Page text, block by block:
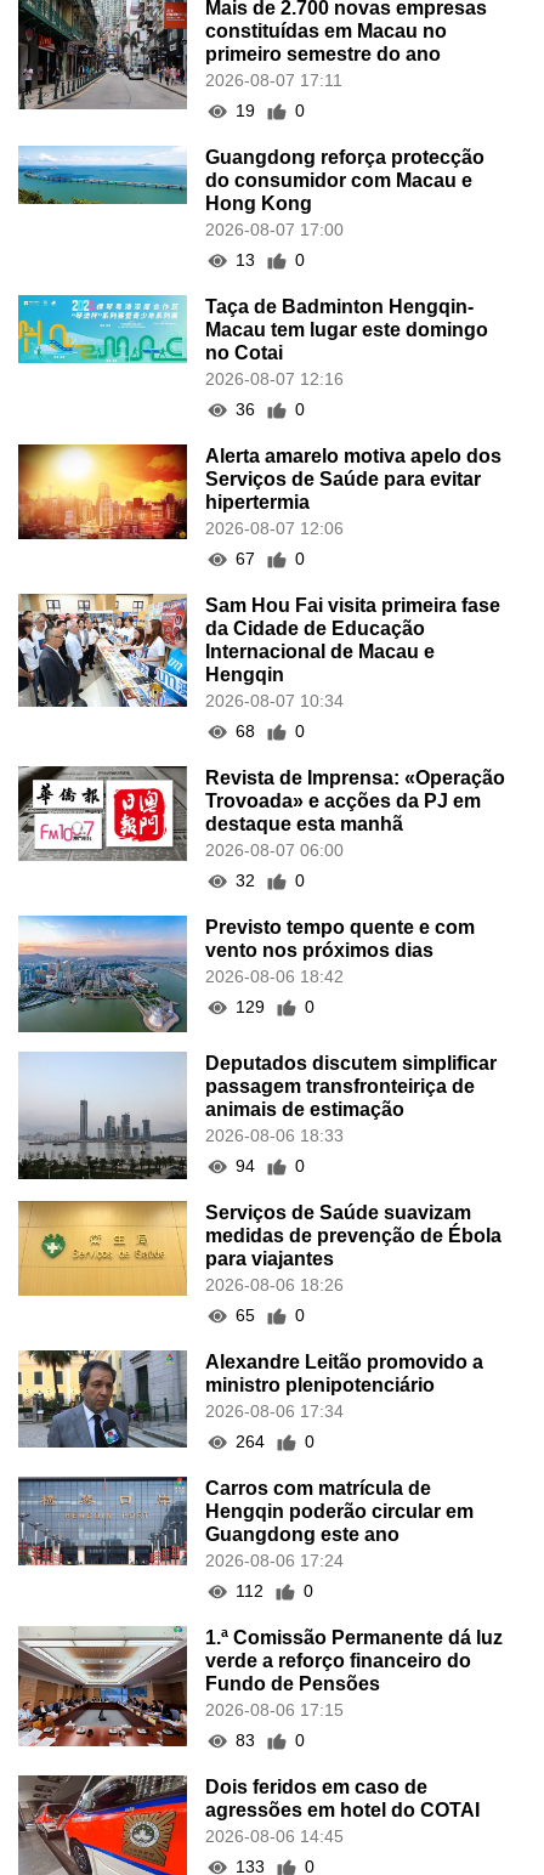
Mais de 2.700 novas empresas
constituídas em Macau no
primeiro semestre do ano
2026-08-07 17:11
19
0
Guangdong reforça protecção
do consumidor com Macau e
Hong Kong
2026-08-07 17:00
13
0
Taça de Badminton Hengqin-
Macau tem lugar este domingo
no Cotai
2026-08-07 12:16
36
0
Alerta amarelo motiva apelo dos
Serviços de Saúde para evitar
hipertermia
2026-08-07 12:06
67
0
Sam Hou Fai visita primeira fase
da Cidade de Educação
Internacional de Macau e
Hengqin
2026-08-07 10:34
68
0
Revista de Imprensa: «Operação
Trovoada» e acções da PJ em
destaque esta manhã
2026-08-07 06:00
32
0
Previsto tempo quente e com
vento nos próximos dias
2026-08-06 18:42
129
0
Deputados discutem simplificar
passagem transfronteiriça de
animais de estimação
2026-08-06 18:33
94
0
Serviços de Saúde suavizam
medidas de prevenção de Ébola
para viajantes
2026-08-06 18:26
65
0
Alexandre Leitão promovido a
ministro plenipotenciário
2026-08-06 17:34
264
0
Carros com matrícula de
Hengqin poderão circular em
Guangdong este ano
2026-08-06 17:24
112
0
1.ª Comissão Permanente dá luz
verde a reforço financeiro do
Fundo de Pensões
2026-08-06 17:15
83
0
Dois feridos em caso de
agressões em hotel do COTAI
2026-08-06 14:45
133
0